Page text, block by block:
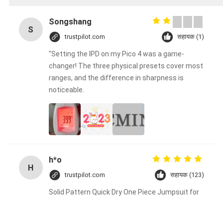
S
Songshang
trustpilot.com सहायक (1)
"Setting the IPD on my Pico 4 was a game-
changer! The three physical presets cover most
ranges, and the difference in sharpness is
noticeable.
H
h*o
trustpilot.com सहायक (123)
Solid Pattern Quick Dry One Piece Jumpsuit for